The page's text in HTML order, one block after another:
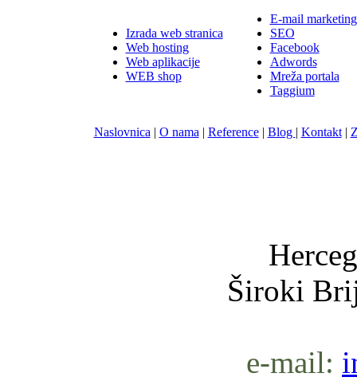
Izrada web stranica
Web hosting
Web aplikacije
WEB shop
E-mail marketing
SEO
Facebook
Adwords
Mreža portala
Taggium
Naslovnica | O nama | Reference| Blog | Kontakt|
Široki
e-mail: